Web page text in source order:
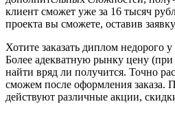
клиент сможет уже за 16 тысяч
проекта вы сможете, оставив
Хотите заказать диплом недорого
Более адекватную рынку цену (при
найти вряд ли получится. Точно
сможем после оформления заказа.
действуют различные акции,